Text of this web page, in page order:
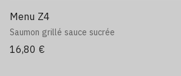
Menu Z4
Saumon grillé sauce sucrée
16,80 €